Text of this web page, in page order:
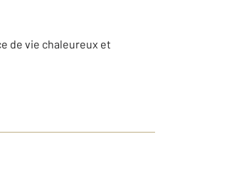
de vie chaleureux et